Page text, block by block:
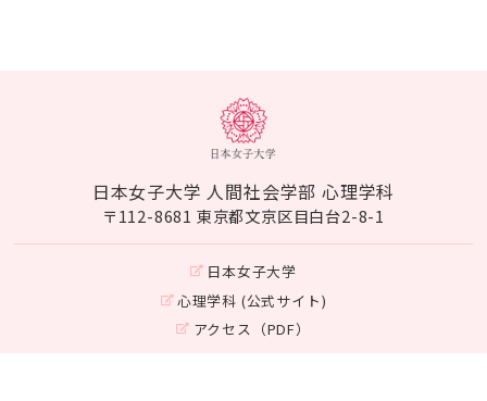
日本女子大学 人間社会学部 心理学科
〒112-8681 東京都文京区目白台2-8-1
日本女子大学
心理学科 (公式サイト)
アクセス（PDF）